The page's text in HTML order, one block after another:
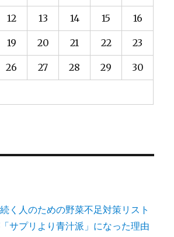
12 13 14 15 16
19 20 21 22 23
26 27 28 29 30
く人のための野菜不足対策リスト
サプリより青汁派」になった理由